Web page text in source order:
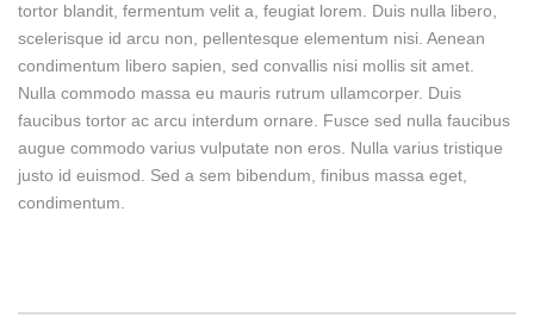
tortor blandit, fermentum velit a, feugiat lorem. Duis nulla libero,
scelerisque id arcu non, pellentesque elementum nisi. Aenean
condimentum libero sapien, sed convallis nisi mollis sit amet.
Nulla commodo massa eu mauris rutrum ullamcorper. Duis
faucibus tortor ac arcu interdum ornare. Fusce sed nulla faucibus
augue commodo varius vulputate non eros. Nulla varius tristique
justo id euismod. Sed a sem bibendum, finibus massa eget,
condimentum.